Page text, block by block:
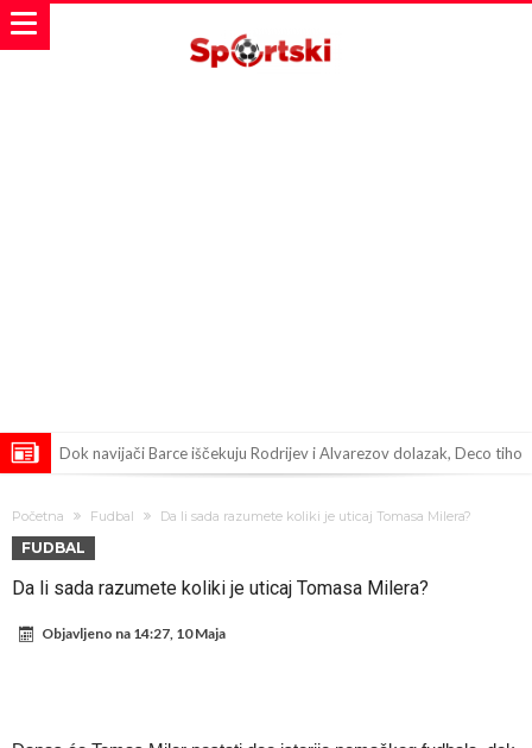
Dok navijači Barce iščekuju Rodrijev i Alvarezov dolazak, Deco tiho
Trabzonspor nastavlja s pojačanjima: Na pomolu novi napadač,
Početna Fudbal Da li sada razumete koliki je uticaj Tomasa Milera?
FUDBAL
Da li sada razumete koliki je uticaj Tomasa Milera?
Objavljeno na 14:27, 10 Maja